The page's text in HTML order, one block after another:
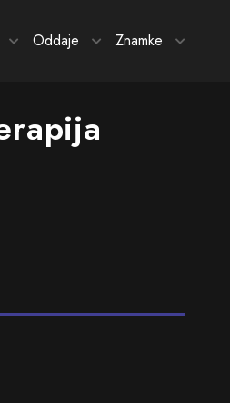
Oddaje Znamke